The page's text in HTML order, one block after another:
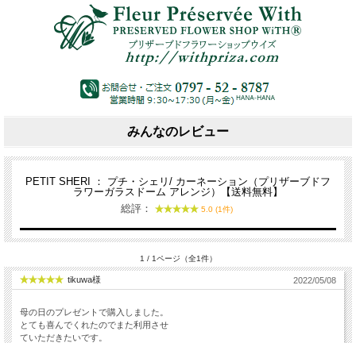
みんなのレビュー
PETIT SHERI ： プチ・シェリ/ カーネーション（プリザーブドフ
ラワーガラスドーム アレンジ）【送料無料】
総評：
5.0 (1件)
1 / 1ページ（全1件）
tikuwa様 2022/05/08
母の日のプレゼントで購入しました。
とても喜んでくれたのでまた利用させ
ていただきたいです。